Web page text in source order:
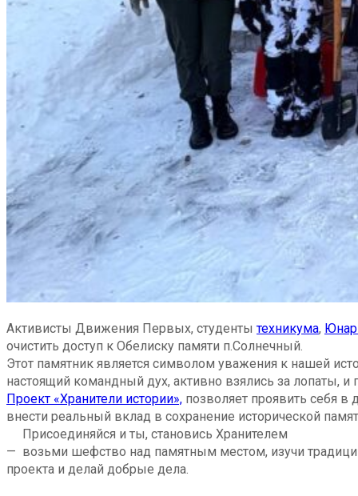
Активисты Движения Первых, студентытехникума,
очистить доступ к Обелиску памяти п.Солнечный.
Этот памятник является символом уважения к нашей
настоящий командный дух, активно взялись за лопаты, и
Проект «Хранители истории», позволяет проявить себя в
внести реальный вклад в сохранение исторической
Присоединяйся и ты, становись Хранителем
— возьми шефство над памятным местом, изучи
проекта и делай добрые дела.